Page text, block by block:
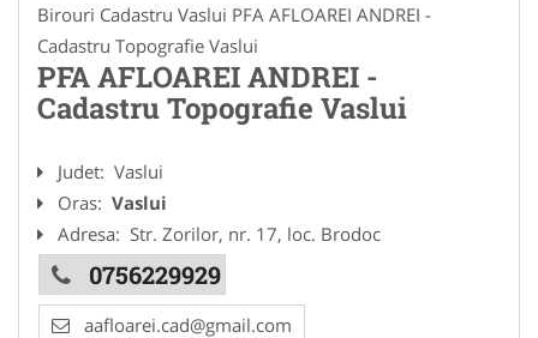
Birouri Cadastru Vaslui PFA AFLOAREI ANDREI -
Cadastru Topografie Vaslui
PFA AFLOAREI ANDREI -
Cadastru Topografie Vaslui
Judet: Vaslui
Oras: Vaslui
Adresa: Str. Zorilor, nr. 17, loc. Brodoc
0756229929
aafloarei.cad@gmail.com